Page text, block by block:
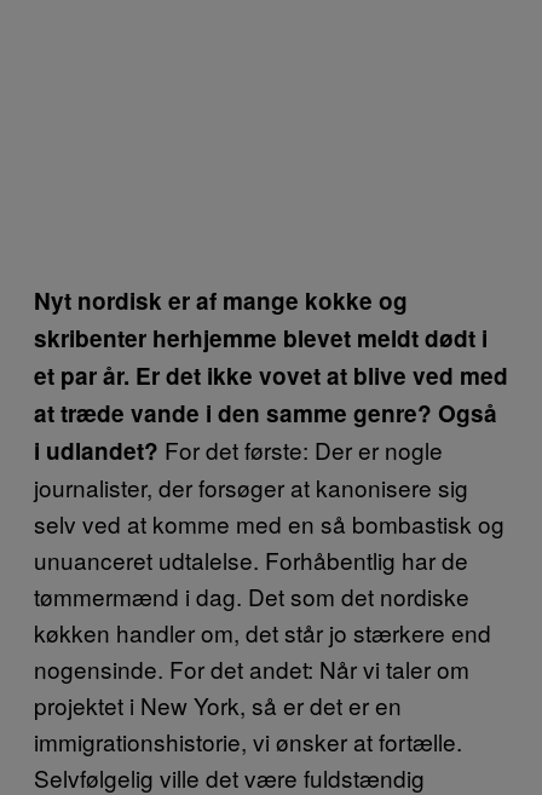
Nyt nordisk er af mange kokke og
skribenter herhjemme blevet meldt dødt i
et par år. Er det ikke vovet at blive ved med
at træde vande i den samme genre? Også
i udlandet? For det første: Der er nogle
journalister, der forsøger at kanonisere sig
selv ved at komme med en så bombastisk og
unuanceret udtalelse. Forhåbentlig har de
tømmermænd i dag. Det som det nordiske
køkken handler om, det står jo stærkere end
nogensinde. For det andet: Når vi taler om
projektet i New York, så er det er en
immigrationshistorie, vi ønsker at fortælle.
Selvfølgelig ville det være fuldstændig